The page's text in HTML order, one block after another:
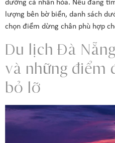
dưỡng cá nhân hóa. Nếu đang
lượng bên bờ biển, danh sách
chọn điểm dừng chân phù hợp
Du lịch Đà
và những điểm
bỏ lỡ